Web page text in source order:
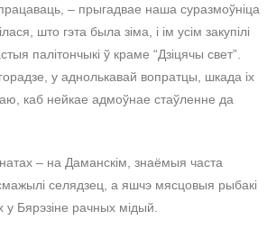
– прыгадвае наша суразмоўніца
што гэта была зіма, і ім усім закупілі
палітончыкі ў краме “Дзіцячы свет”.
у аднолькавай вопратцы, шкада іх
каб нейкае адмоўнае стаўленне да
– на Даманскім, знаёмыя часта
селядзец, а яшчэ мясцовыя рыбакі
у Бярэзіне рачных мідый.